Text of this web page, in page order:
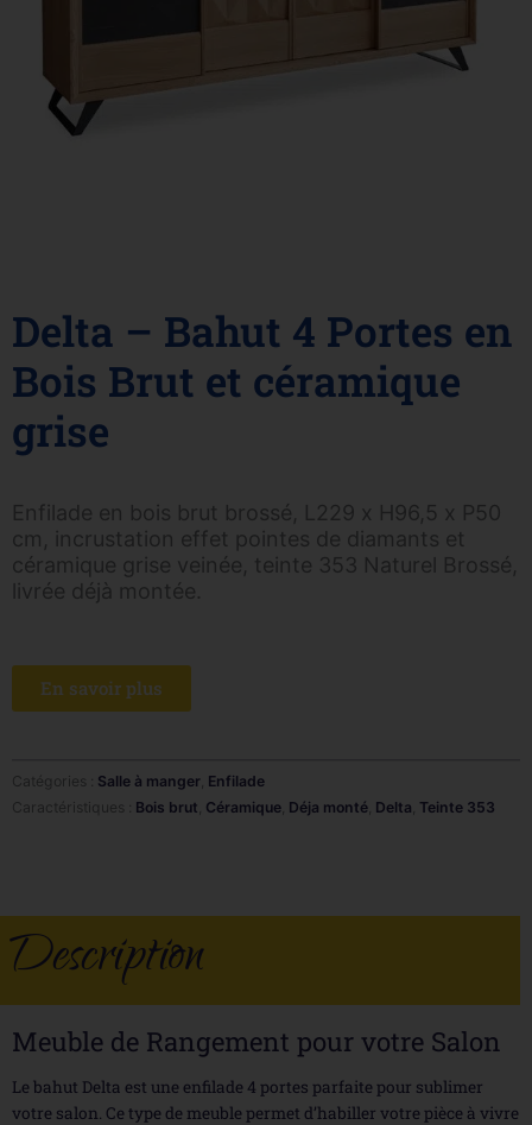
Delta – Bahut 4 Portes en
Bois Brut et céramique
grise
Enfilade en bois brut brossé, L229 x H96,5 x P50
cm, incrustation effet pointes de diamants et
céramique grise veinée, teinte 353 Naturel Brossé,
livrée déjà montée.
En savoir plus
Catégories : Salle à manger Enfilade
Caractéristiques : Bois brut Céramique Déja monté Delta Teinte 353
Description
Meuble de Rangement pour votre Salon
Le bahut Delta est une enfilade 4 portes parfaite pour sublimer
votre salon. Ce type de meuble permet d’habiller votre pièce à vivre